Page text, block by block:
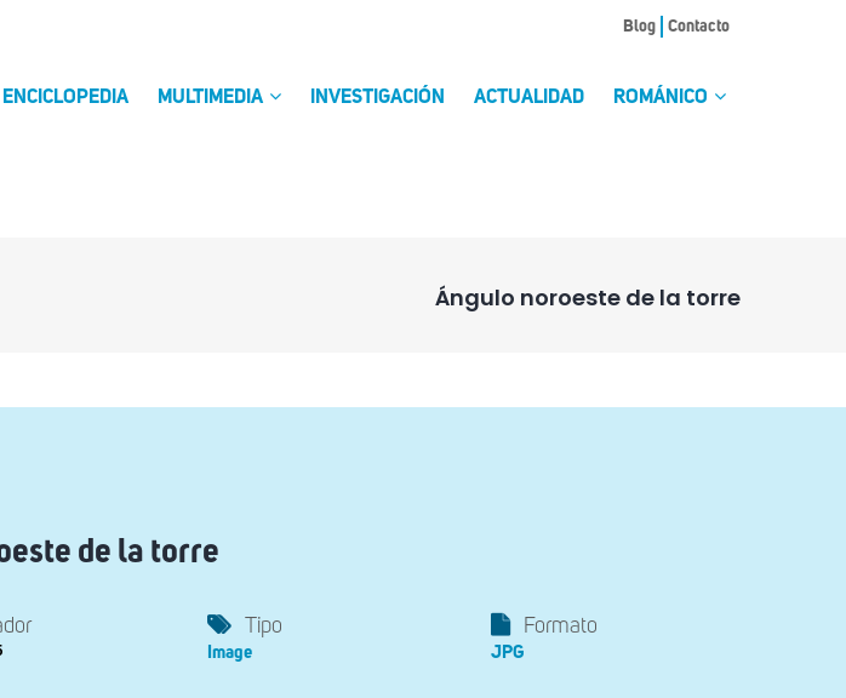
Blog Contacto
ENCICLOPEDIA MULTIMEDIA INVESTIGACIÓN ACTUALIDAD ROMÁNICO
Ángulo noroeste de la torre
de la torre
Tipo
Image
Formato
JPG